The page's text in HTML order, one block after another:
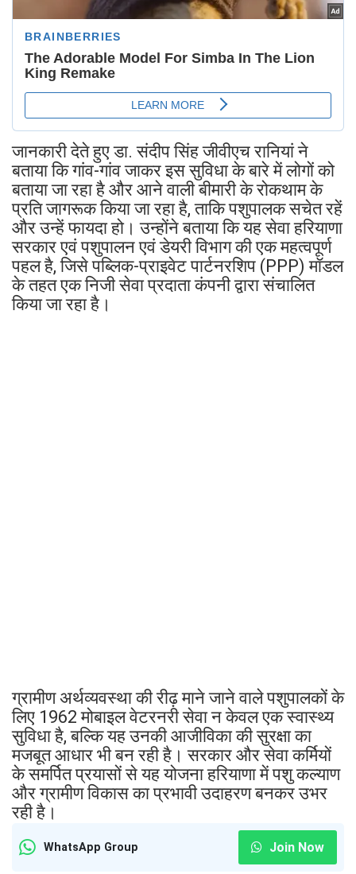
जानकारी देते हुए डा. संदीप सिंह जीवीएच रानियां ने
बताया कि गांव-गांव जाकर इस सुविधा के बारे में लोगों को
बताया जा रहा है और आने वाली बीमारी के रोकथाम के
प्रति जागरूक किया जा रहा है, ताकि पशुपालक सचेत रहें
और उन्हें फायदा हो। उन्होंने बताया कि यह सेवा हरियाणा
सरकार एवं पशुपालन एवं डेयरी विभाग की एक महत्वपूर्ण
पहल है, जिसे पब्लिक-प्राइवेट पार्टनरशिप (PPP) मॉडल
के तहत एक निजी सेवा प्रदाता कंपनी द्वारा संचालित
किया जा रहा है।
ग्रामीण अर्थव्यवस्था की रीढ़ माने जाने वाले पशुपालकों के
लिए 1962 मोबाइल वेटरनरी सेवा न केवल एक स्वास्थ्य
सुविधा है, बल्कि यह उनकी आजीविका की सुरक्षा का
मजबूत आधार भी बन रही है। सरकार और सेवा कर्मियों
के समर्पित प्रयासों से यह योजना हरियाणा में पशु कल्याण
और ग्रामीण विकास का प्रभावी उदाहरण बनकर उभर
रही है।
WhatsApp Group Join Now